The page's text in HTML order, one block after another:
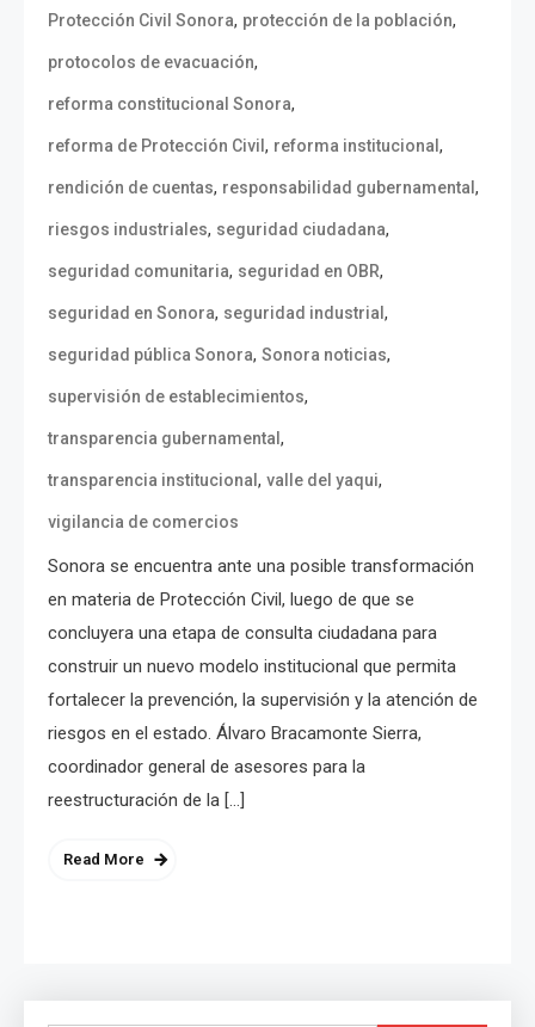
Protección Civil Sonora, protección de la población,
protocolos de evacuación,
reforma constitucional Sonora,
reforma de Protección Civil , reforma institucional ,
rendición de cuentas, responsabilidad gubernamental ,
riesgos industriales, seguridad ciudadana,
seguridad comunitaria, seguridad en OBR,
seguridad en Sonora, seguridad industrial ,
seguridad pública Sonora, Sonora noticias,
supervisión de establecimientos,
transparencia gubernamental ,
transparencia institucional , valle del yaqui,
vigilancia de comercios
Sonora se encuentra ante una posible transformación
en materia de Protección Civil, luego de que se
concluyera una etapa de consulta ciudadana para
construir un nuevo modelo institucional que permita
fortalecer la prevención, la supervisión y la atención de
riesgos en el estado. Álvaro Bracamonte Sierra,
coordinador general de asesores para la
reestructuración de la […]
Read More